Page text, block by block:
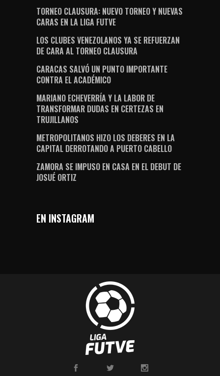
TORNEO CLAUSURA: NUEVO TORNEO Y NUEVAS
CARAS EN LA LIGA FUTVE
LOS CLUBES VENEZOLANOS YA SE REFUERZAN
DE CARA AL TORNEO CLAUSURA
CARACAS SALVÓ UN PUNTO IMPORTANTE
CONTRA EL ACADÉMICO
MARIANO ECHEVERRÍA Y LA LABOR DE
TRANSFORMAR DUDAS EN CERTEZAS EN
TRUJILLANOS
METROPOLITANOS HIZO LOS DEBERES EN LA
CAPITAL DERROTANDO A PUERTO CABELLO
ZAMORA SE IMPUSO EN CASA EN EL DEBUT DE
JOSUÉ ORTIZ
EN INSTAGRAM